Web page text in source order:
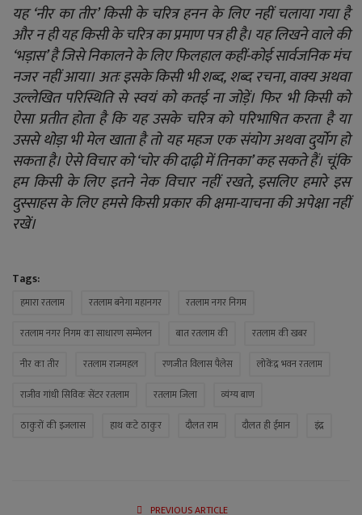
यह ‘नीर का तीर’ किसी के चरित्र हनन के लिए नहीं चलाया गया है
और न ही यह किसी के चरित्र का प्रमाण पत्र ही है। यह लिखने वाले की
‘भड़ास’ है जिसे निकालने के लिए फिलहाल कहीं-कोई सार्वजनिक मंच
नजर नहीं आया। अतः इसके किसी भी शब्द, शब्द रचना, वाक्य अथवा
उल्लेखित परिस्थिति से स्वयं को कतई ना जोड़ें। फिर भी किसी को
ऐसा प्रतीत होता है कि यह उसके चरित्र को परिभाषित करता है या
उससे थोड़ा भी मेल खाता है तो यह महज एक संयोग अथवा दुर्योग हो
सकता है। ऐसे विचार को ‘चोर की दाढ़ी में तिनका’ कह सकते हैं। चूंकि
हम किसी के लिए इतने नेक विचार नहीं रखते, इसलिए हमारे इस
दुस्साहस के लिए हमसे किसी प्रकार की क्षमा-याचना की अपेक्षा नहीं
रखें।
Tags:
हमारा रतलाम रतलाम बनेगा महानगर
रतलाम नगर निगम
रतलाम नगर निगम का साधारण सम्मेलन
बात रतलाम की
रतलाम की खबर
नीर का तीर
रतलाम राजमहल रणजीत विलास पैलेस
लोकेंद्र भवन रतलाम
राजीव गांधी सिविक सेंटर रतलाम
रतलाम जिला
व्यंग्य बाण
ठाकुरों की इजलास
हाथ कटे ठाकुर दौलत राम दौलत ही ईमान इंद्र
PREVIOUS ARTICLE